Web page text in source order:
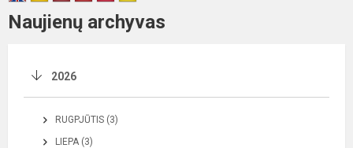
Naujienų archyvas
2026
RUGPJŪTIS (3)
LIEPA (3)